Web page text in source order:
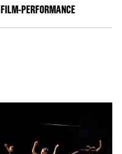
FILM-PERFORMANCE